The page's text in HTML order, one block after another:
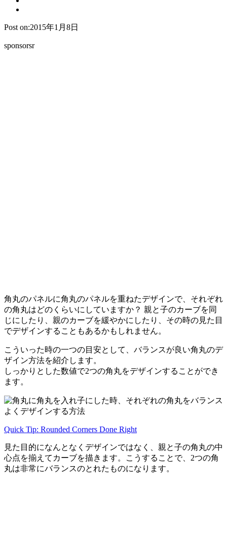
Post on:2015年1月8日
sponsorsr
角丸のパネルに角丸のパネルを重ねたデザインで、それぞれ
の角丸はどのくらいにしていますか？ 親と子のカーブを同
じにしたり、親のカーブを緩やかにしたり、その時の見た目
でデザインすることもあるかもしれません。
こういった時の一つの目安として、バランスが良い角丸のデ
ザイン方法を紹介します。
しっかりとした数値で2つの角丸をデザインすることができ
ます。
Quick Tip: Rounded Corners Done Right
見た目的になんとなくデザインではなく、親と子の角丸の中
心点を揃えてカーブを描きます。こうすることで、2つの角
丸は非常にバランスのとれたものになります。